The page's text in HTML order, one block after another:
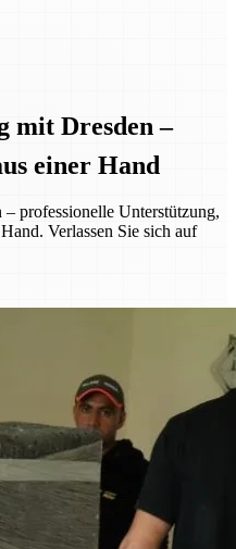
mit Dresden –
einer Hand
professionelle Unterstützung,
Verlassen Sie sich auf